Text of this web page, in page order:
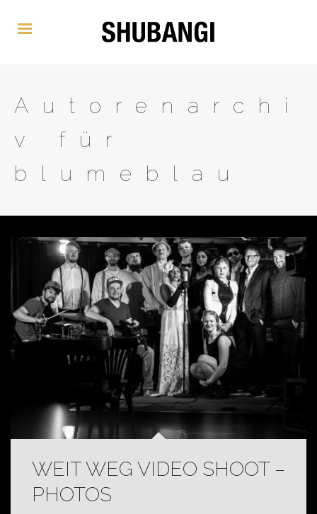
Autorenarchi
v für
blumeblau
WEIT WEG VIDEO SHOOT –
PHOTOS